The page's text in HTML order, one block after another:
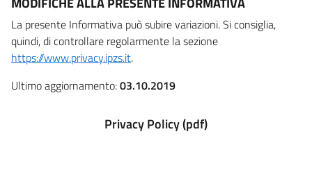
La presente Informativa può subire variazioni. Si consiglia,
quindi, di controllare regolarmente la sezione
https://www.privacy.ipzs.it.
Ultimo aggiornamento:03.10.2019
Privacy Policy (pdf)